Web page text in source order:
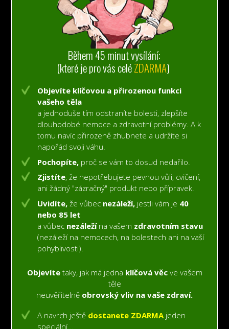
Během 45 minut vysílání:
(které je pro vás celéZDARMA)
Objevíte klíčovou a přirozenou funkci
vašeho těla
a jednoduše tím odstraníte bolesti, zlepšíte
dlouhodobé nemoce a zdravotní problémy. A k
tomu navíc přirozeně zhubnete a udržíte si
napořád svoji váhu.
Pochopíte, proč se vám to dosud nedařilo.
Zjistíte, že nepotřebujete pevnou vůli, cvičení,
ani žádný "zázračný" produkt nebo přípravek.
Uvidíte, že vůbec nezáleží, jestli vám je 40
nebo 85 let
a vůbec nezáležína vašem zdravotním stavu
(nezáleží na nemocech, na bolestech ani na vaší
pohyblivosti).
Objevíte taky, jak má jedna klíčová věc ve vašem
těle
neuvěřitelně obrovský vliv na vaše zdraví.
A navrch ještě dostanete ZDARMA jeden
speciální...